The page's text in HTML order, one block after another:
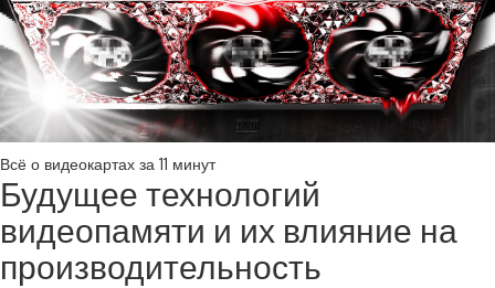
Всё о видеокартах за 11 минут
Будущее технологий
видеопамяти и их влияние на
производительность